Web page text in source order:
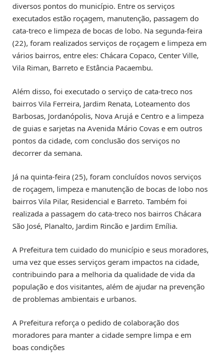
diversos pontos do município. Entre os serviços
executados estão roçagem, manutenção, passagem do
cata-treco e limpeza de bocas de lobo. Na segunda-feira
(22), foram realizados serviços de roçagem e limpeza em
vários bairros, entre eles: Chácara Copaco, Center Ville,
Vila Riman, Barreto e Estância Pacaembu.
Além disso, foi executado o serviço de cata-treco nos
bairros Vila Ferreira, Jardim Renata, Loteamento dos
Barbosas, Jordanópolis, Nova Arujá e Centro e a limpeza
de guias e sarjetas na Avenida Mário Covas e em outros
pontos da cidade, com conclusão dos serviços no
decorrer da semana.
Já na quinta-feira (25), foram concluídos novos serviços
de roçagem, limpeza e manutenção de bocas de lobo nos
bairros Vila Pilar, Residencial e Barreto. Também foi
realizada a passagem do cata-treco nos bairros Chácara
São José, Planalto, Jardim Rincão e Jardim Emília.
A Prefeitura tem cuidado do município e seus moradores,
uma vez que esses serviços geram impactos na cidade,
contribuindo para a melhoria da qualidade de vida da
população e dos visitantes, além de ajudar na prevenção
de problemas ambientais e urbanos.
A Prefeitura reforça o pedido de colaboração dos
moradores para manter a cidade sempre limpa e em
boas condições